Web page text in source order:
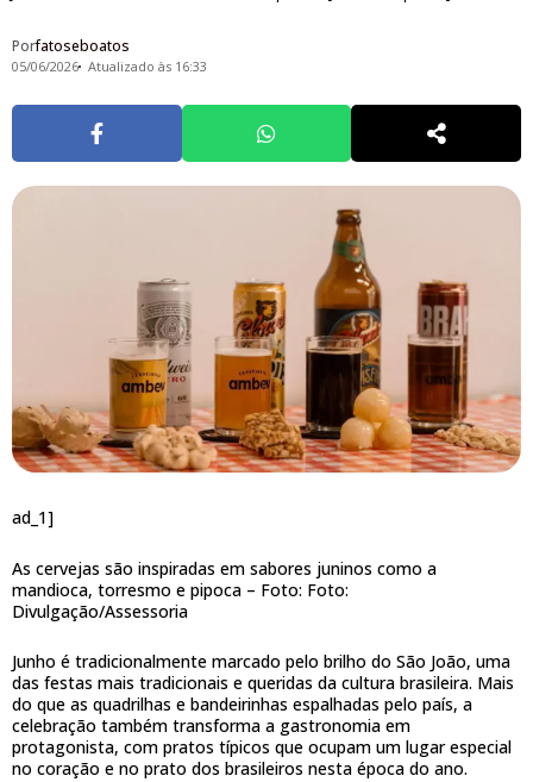
Porfatoseboatos
05/06/2026 Atualizado às 16:33
ad_1]
As cervejas são inspiradas em sabores juninos como a
mandioca, torresmo e pipoca – Foto: Foto:
Divulgação/Assessoria
Junho é tradicionalmente marcado pelo brilho do São João, uma
das festas mais tradicionais e queridas da cultura brasileira. Mais
do que as quadrilhas e bandeirinhas espalhadas pelo país, a
celebração também transforma a gastronomia em
protagonista, com pratos típicos que ocupam um lugar especial
no coração e no prato dos brasileiros nesta época do ano.